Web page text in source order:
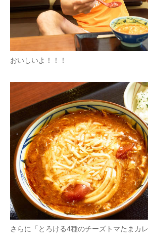
おいしいよ！！！
さらに「とろける4種のチーズトマたまカ